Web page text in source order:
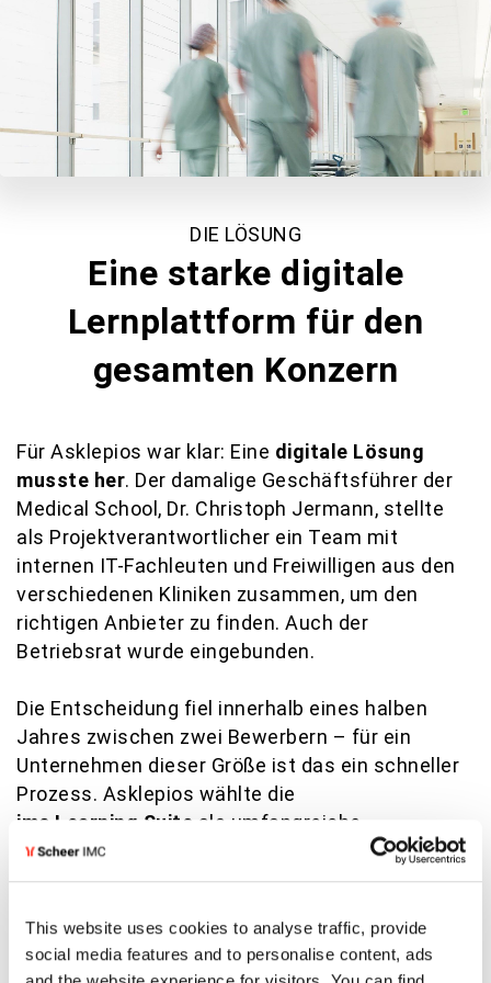
This website uses cookies to analyse traffic, provide
social media features and to personalise content, ads
DIE LÖSUNG
Eine starke digitale
Lernplattform für den
gesamten Konzern
Für Asklepios war klar: Eine digitale Lösung
musste her. Der damalige Geschäftsführer der
Medical School, Dr. Christoph Jermann, stellte
als Projektverantwortlicher ein Team mit
internen IT-Fachleuten und Freiwilligen aus den
verschiedenen Kliniken zusammen, um den
richtigen Anbieter zu finden. Auch der
Betriebsrat wurde eingebunden.
Die Entscheidung fiel innerhalb eines halben
Jahres zwischen zwei Bewerbern – für ein
Unternehmen dieser Größe ist das ein schneller
Prozess. Asklepios wählte die
imc Learning Suite als umfangreiche
Lernplattform.
damitden gesamten Konzern abbildenkonnten”,
erklärt Anka Weder, Projektmanagerin der